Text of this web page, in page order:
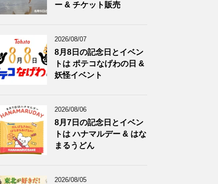
ー & チケット販売
2026/08/07
8月8日の記念日とイベン
トは ポテコなげわの日 &
妖怪イベント
2026/08/06
8月7日の記念日とイベン
トは ハナマルデー & はな
まるうどん
2026/08/05